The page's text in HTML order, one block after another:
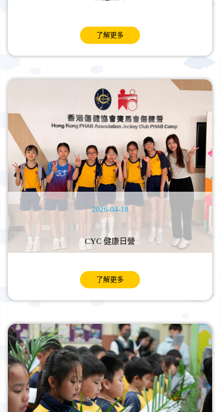
了解更多
2026-04-18
CYC 健康日營
了解更多